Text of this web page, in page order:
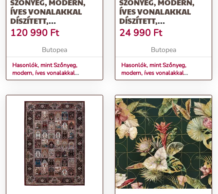
SZŐNYEG, MODERN,
ÍVES VONALAKKAL
DÍSZÍTETT,
SÖTÉTSZÜRKE,
200X290 CM -
RONDOLE
120 990 Ft
Butopea
Hasonlók, mint Szőnyeg,
modern, íves vonalakkal
díszített, sötétszürke, 200x290
SZŐNYEG, MODERN,
ÍVES VONALAKKAL
DÍSZÍTETT,
SÖTÉTSZÜRKE, 80X150
CM - RONDOLE
24 990 Ft
Butopea
Hasonlók, mint Szőnyeg,
modern, íves vonalakkal
díszített, sötétszürke, 80x150